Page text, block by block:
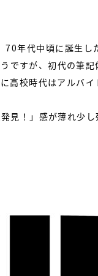
年代中頃に誕生し
ですが、初代の筆
高校時代はアルバ
見！」感が薄れ少し